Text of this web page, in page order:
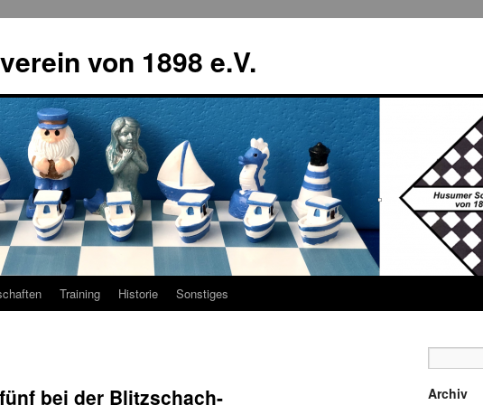
von 1898 e.V.
Training Historie Sonstiges
bei der Blitzschach-
Archiv